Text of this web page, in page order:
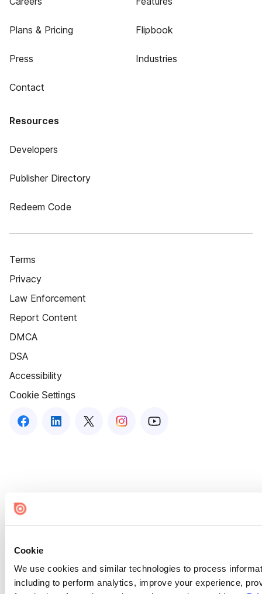
Cookie
We use cookies and similar technologies to process
including to perform analytics, improve your experience,
Plans & Pricing
Press
Contact
Flipbook
Industries
Resources
Developers
Publisher Directory
Redeem Code
Terms
Privacy
Law Enforcement
Report Content
DMCA
DSA
Accessibility
Cookie Settings